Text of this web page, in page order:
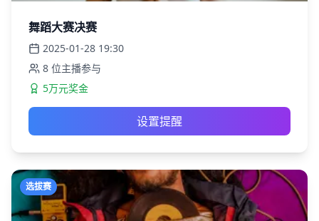
舞蹈大赛决赛
2025-01-28 19:30
8 位主播参与
5万元奖金
设置提醒
选拔赛